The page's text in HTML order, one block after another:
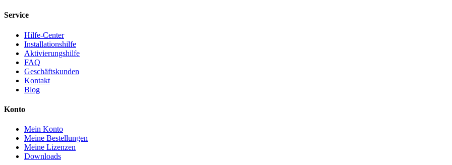
Service
Hilfe-Center
Installationshilfe
Aktivierungshilfe
FAQ
Geschäftskunden
Kontakt
Blog
Konto
Mein Konto
Meine Bestellungen
Meine Lizenzen
Downloads